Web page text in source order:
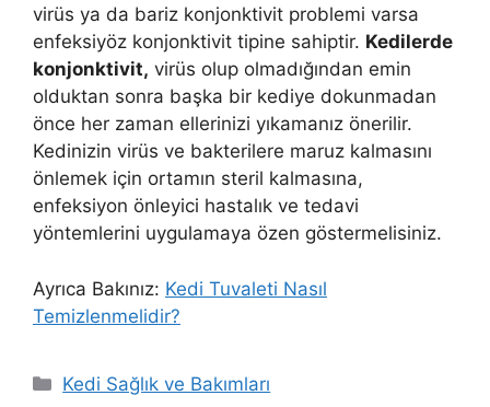
virüs ya da bariz konjonktivit problemi varsa
enfeksiyöz konjonktivit tipine sahiptir. Kedilerde
konjonktivit, virüs olup olmadığından emin
olduktan sonra başka bir kediye dokunmadan
önce her zaman ellerinizi yıkamanız önerilir.
Kedinizin virüs ve bakterilere maruz kalmasını
önlemek için ortamın steril kalmasına,
enfeksiyon önleyici hastalık ve tedavi
yöntemlerini uygulamaya özen göstermelisiniz.
Ayrıca Bakınız: Kedi Tuvaleti Nasıl
Temizlenmelidir?
Kategoriler
Kedi Sağlık ve Bakımları